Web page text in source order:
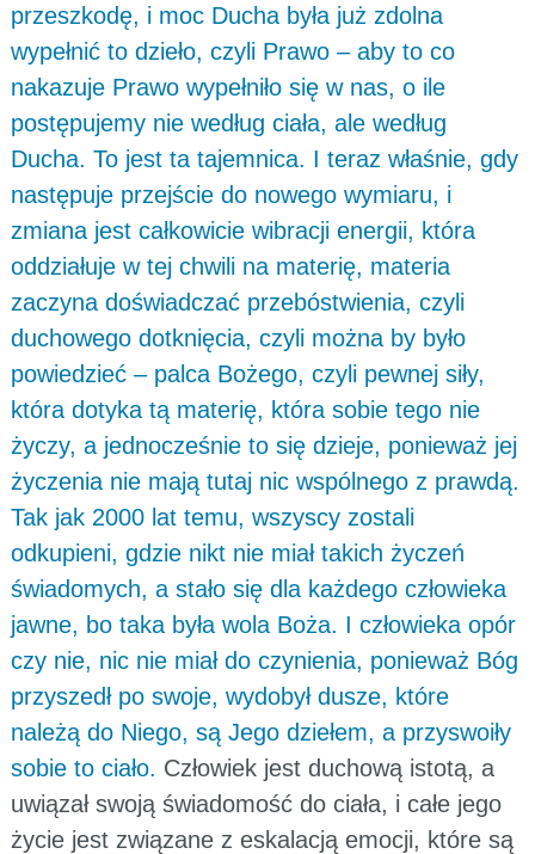
przeszkodę, i moc Ducha była już zdolna
wypełnić to dzieło, czyli Prawo – aby to co
nakazuje Prawo wypełniło się w nas, o ile
postępujemy nie według ciała, ale według
Ducha. To jest ta tajemnica. I teraz właśnie, gdy
następuje przejście do nowego wymiaru, i
zmiana jest całkowicie wibracji energii, która
oddziałuje w tej chwili na materię, materia
zaczyna doświadczać przebóstwienia, czyli
duchowego dotknięcia, czyli można by było
powiedzieć – palca Bożego, czyli pewnej siły,
która dotyka tą materię, która sobie tego nie
życzy, a jednocześnie to się dzieje, ponieważ jej
życzenia nie mają tutaj nic wspólnego z prawdą.
Tak jak 2000 lat temu, wszyscy zostali
odkupieni, gdzie nikt nie miał takich życzeń
świadomych, a stało się dla każdego człowieka
jawne, bo taka była wola Boża. I człowieka opór
czy nie, nic nie miał do czynienia, ponieważ Bóg
przyszedł po swoje, wydobył dusze, które
należą do Niego, są Jego dziełem, a przyswoiły
sobie to ciało. Człowiek jest duchową istotą, a
uwiązał swoją świadomość do ciała, i całe jego
życie jest związane z eskalacją emocji, które są